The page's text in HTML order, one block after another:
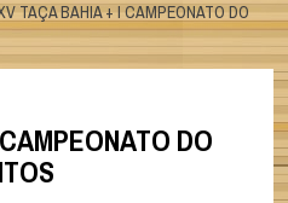
TAÇA BAHIA + I CAMPEONATO DO
DO